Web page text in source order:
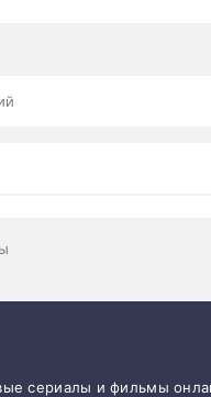
сериалы и фильмы